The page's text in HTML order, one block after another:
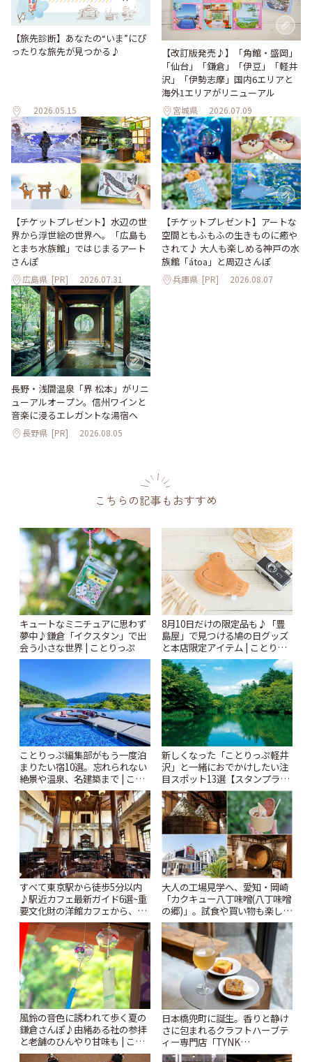
【旅先診断】あなたの“いま”にぴ
ったりな旅先が見つかる♪
2026.05.15
【改訂版発売♪】「角館・盛岡」
「仙台」「鎌倉」「伊豆」「軽井
沢」「伊勢志摩」国内6エリアと
海外1エリアがリニューアル
宮城県 2026.07.09
【チケットプレゼント】水辺の世
界から浮世絵の世界へ。「広島も
とまち水族館」ではじまるアート
さんぽ
広島県 [PR] 2026.07.31
【チケットプレゼント】アートな
空間ともふもふの生きものに癒や
されて♪ 大人も楽しめる神戸の水
族館「átoa」と周辺さんぽ
兵庫県 [PR] 2026.08.07
長野・浅間温泉「界 松本」がリニ
ューアルオープン。信州ワインと
音楽に浸るエレガントな湯宿へ
長野県 [PR] 2026.08.05
こちらの記事もおすすめ
キュートなミニチュアに思わず
夢中♪鎌倉「イクスタン」で出
会う小さな世界 | ことりっぷ
8月10日だけの限定品も♪「豊
島屋」で見つける鳩の日グッズ
と本店限定アイテム | ことりっ
ぷ
ことりっぷ編集部がもう一度泊
まりたい宿10選。忘れられない
絶景や温泉、名建築まで | こと
りっぷ
新しくなった「ことりっぷ軽井
沢」と一緒におでかけしたい注
目スポット13選【スタンプラリ
ー開催中】 | ことりっぷ
すべて東京駅から徒歩5分以内
♪駅近カフェ最新ガイド6選~重
要文化財の洋館カフェから、改
札すぐのレトロ喫茶まで~ | こと
りっぷ
大人の工場見学へ、愛知・岡崎
「カクキュー八丁味噌(八丁味噌
の郷)」。試食や買い物も楽しみ
♪ | ことりっぷ
風鈴の音色に誘われて歩く夏の
鎌倉さんぽ♪由緒ある社の参拝
と老舗のひんやり甘味も | こと
りっぷ
日本橋兜町に誕生。香りと静け
さに包まれるクラフトハーブテ
ィー専門店「TYNK
Kabutocho」 | ことりっぷ